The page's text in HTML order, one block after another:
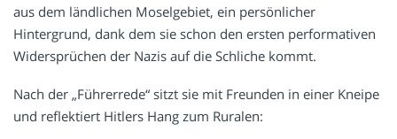
aus dem ländlichen Moselgebiet, ein persönlicher
Hintergrund, dank dem sie schon den ersten performativen
Widersprüchen der Nazis auf die Schliche kommt.
Nach der „Führerrede“ sitzt sie mit Freunden in einer Kneipe
und reflektiert Hitlers Hang zum Ruralen: